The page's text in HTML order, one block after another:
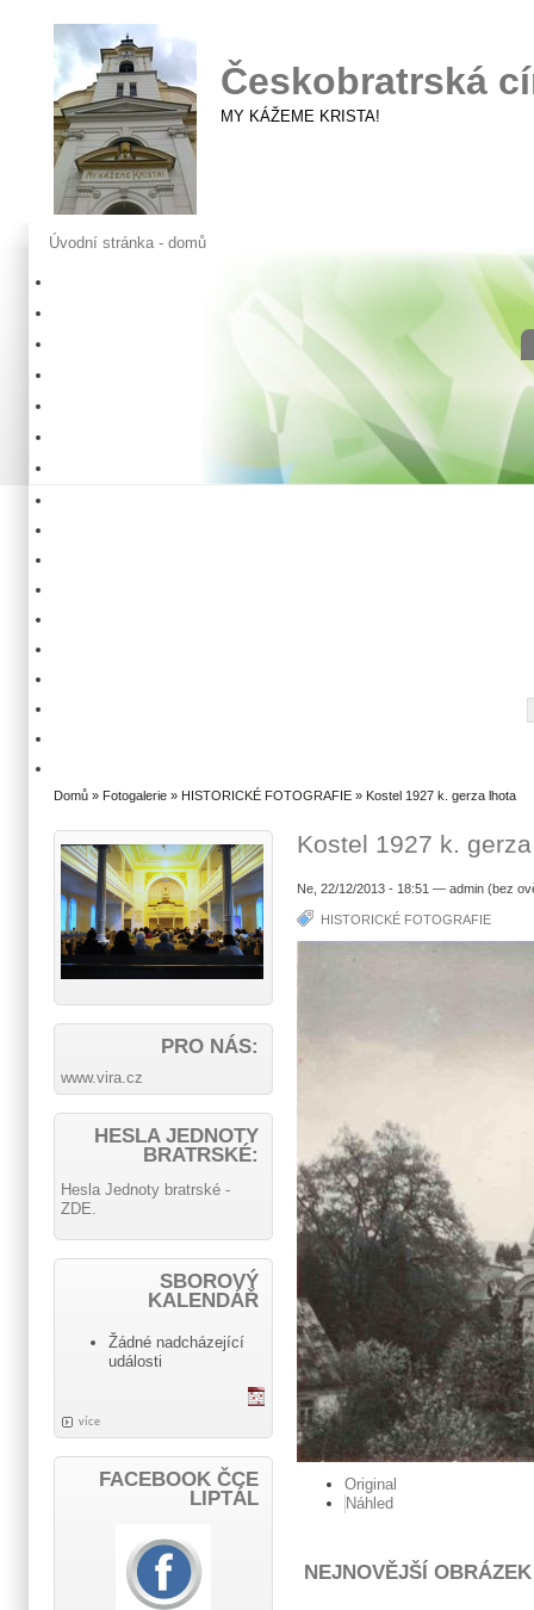
Českobratrská
MY KÁŽEME KRISTA!
Úvodní stránka - domů
Domů » Fotogalerie » HISTORICKÉ FOTOGRAFIE » Kostel 1927 k. gerza lhota
Kostel 1927 k.
Ne, 22/12/2013 - 18:51 — admin (bez
HISTORICKÉ FOTOGRAFIE
Original
Náhled
NEJNOVĚJŠÍ OBRÁZEK
PRO NÁS:
www.vira.cz
HESLA JEDNOTY
BRATRSKÉ:
Hesla Jednoty bratrské -
ZDE.
SBOROVÝ
KALENDÁŘ
Žádné nadcházející
události
více
FACEBOOK ČCE
LIPTÁL